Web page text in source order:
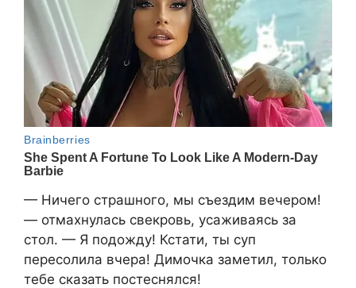
— Ничего страшного, мы съездим вечером!
— отмахнулась свекровь, усаживаясь за
стол. — Я подожду! Кстати, ты суп
пересолила вчера! Димочка заметил, только
тебе сказать постеснялся!